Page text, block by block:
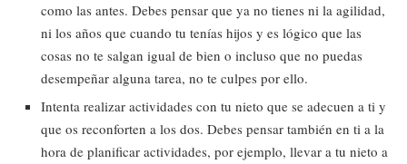
como las antes. Debes pensar que ya no tienes ni la agilidad,
ni los años que cuando tu tenías hijos y es lógico que las
cosas no te salgan igual de bien o incluso que no puedas
desempeñar alguna tarea, no te culpes por ello.
Intenta realizar actividades con tu nieto que se adecuen a ti y
que os reconforten a los dos. Debes pensar también en ti a la
hora de planificar actividades, por ejemplo, llevar a tu nieto a